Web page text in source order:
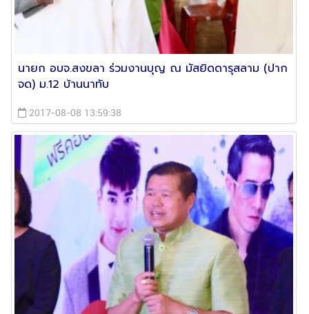
นายก อบจ.สงขลา ร่วมงานบุญ ณ มัสยิดดารุสลาม (ปาก
จด) ม.12 บ้านนาทับ
2017-08-08 13:59:38